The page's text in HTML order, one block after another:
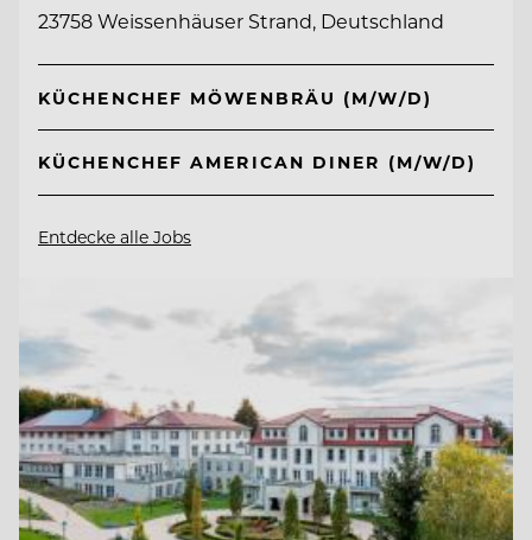
23758 Weissenhäuser Strand, Deutschland
KÜCHENCHEF MÖWENBRÄU (M/W/D)
KÜCHENCHEF AMERICAN DINER (M/W/D)
Entdecke alle Jobs